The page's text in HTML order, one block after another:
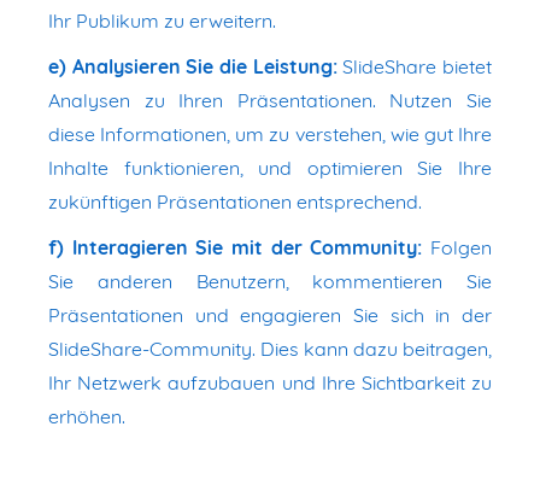
Ihr Publikum zu erweitern.
e) Analysieren Sie die Leistung:SlideShare bietet
Analysen zu Ihren Präsentationen. Nutzen Sie
diese Informationen, um zu verstehen, wie gut Ihre
Inhalte funktionieren, und optimieren Sie Ihre
zukünftigen Präsentationen entsprechend.
f) Interagieren Sie mit der Community: Folgen
Sie anderen Benutzern, kommentieren Sie
Präsentationen und engagieren Sie sich in der
SlideShare-Community. Dies kann dazu beitragen,
Ihr Netzwerk aufzubauen und Ihre Sichtbarkeit zu
erhöhen.